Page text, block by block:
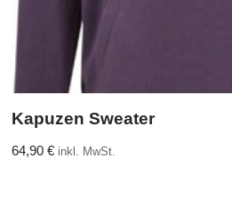
Kapuzen Sweater
64,90 € inkl. MwSt.